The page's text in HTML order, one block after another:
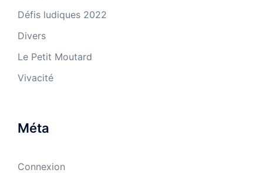
Défis ludiques 2022
Divers
Le Petit Moutard
Vivacité
Méta
Connexion